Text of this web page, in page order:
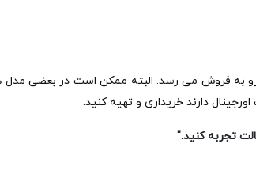
فروش می رسد. البته ممکن است در بعضی مدل ها
دارند خریداری و تهیه کنید.
تجربه کنید."